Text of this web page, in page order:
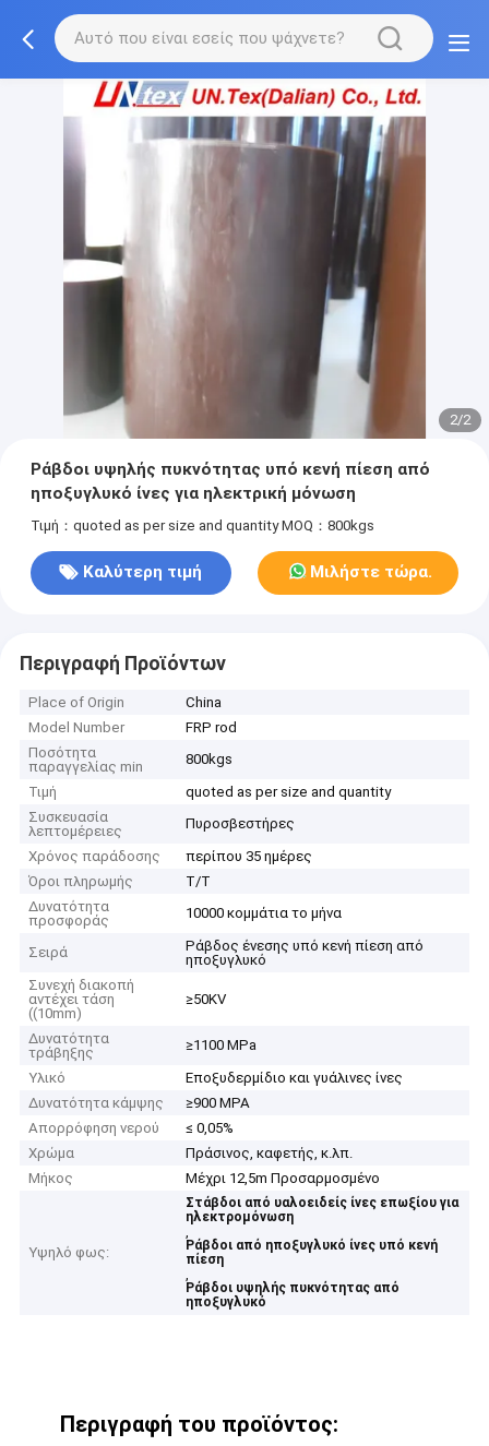
2/2
Ράβδοι υψηλής πυκνότητας υπό κενή πίεση από
ηποξυγλυκό ίνες για ηλεκτρική μόνωση
Τιμή：quoted as per size and quantity MOQ：800kgs
Καλύτερη τιμή Μιλήστε τώρα.
Περιγραφή Προϊόντων
Place of Origin
China
Model Number
FRP rod
Ποσότητα
παραγγελίας min
800kgs
Τιμή
quoted as per size and quantity
Συσκευασία
λεπτομέρειες
Πυροσβεστήρες
Χρόνος παράδοσης
περίπου 35 ημέρες
Όροι πληρωμής
Τ/Τ
Δυνατότητα
προσφοράς
10000 κομμάτια το μήνα
Σειρά
Ράβδος ένεσης υπό κενή πίεση από
ηποξυγλυκό
Συνεχή διακοπή
αντέχει τάση
((10mm)
≥50KV
Δυνατότητα
τράβηξης
≥1100 MPa
Υλικό
Εποξυδερμίδιο και γυάλινες ίνες
Δυνατότητα κάμψης
≥900 MPA
Απορρόφηση νερού
≤ 0,05%
Χρώμα
Πράσινος, καφετής, κ.λπ.
Μήκος
Μέχρι 12,5m Προσαρμοσμένο
Υψηλό φως:
Στάβδοι από υαλοειδείς ίνες επωξίου για
ηλεκτρομόνωση
,
Ράβδοι από ηποξυγλυκό ίνες υπό κενή
πίεση
,
Ράβδοι υψηλής πυκνότητας από
ηποξυγλυκό
Περιγραφή του προϊόντος: